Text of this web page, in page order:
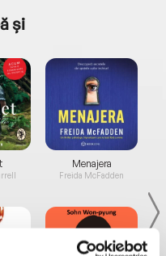
și
Menajera
Freida McFadden